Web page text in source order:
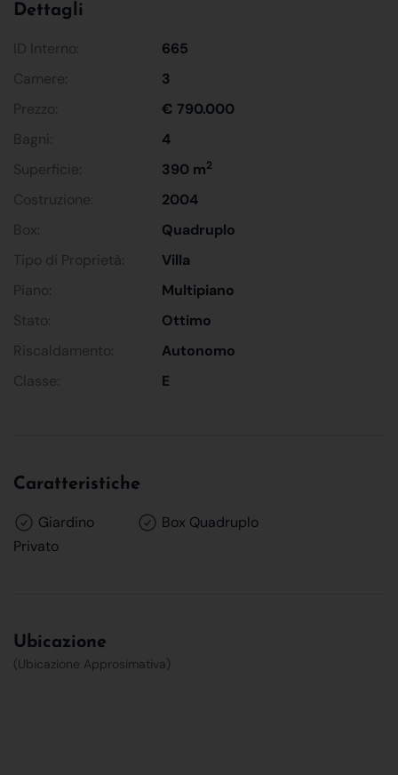
Dettagli
ID Interno:
665
Camere:
3
Prezzo:
€ 790.000
Bagni:
4
Superficie:
390 m2
Costruzione:
2004
Box:
Quadruplo
Tipo di Proprietà:
Villa
Piano:
Multipiano
Stato:
Ottimo
Riscaldamento:
Autonomo
Classe:
E
Caratteristiche
Giardino
Privato
Box Quadruplo
Ubicazione
(Ubicazione Approsimativa)